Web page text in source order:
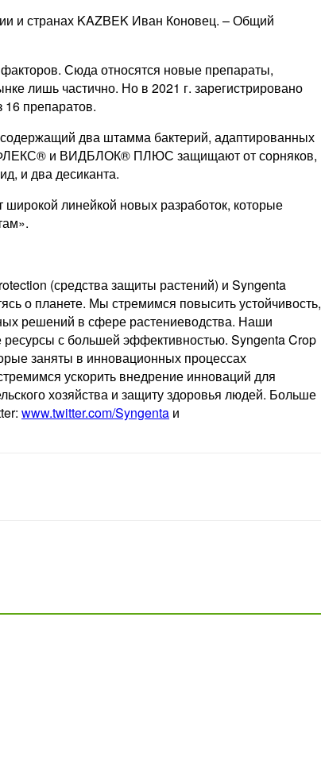
и странах KAZBEK Иван Коновец. – Общий
Сюда относятся новые препараты,
лишь частично. Но в 2021 г. зарегистрировано
16 препаратов.
два штамма бактерий, адаптированных
ФЛЕКС® и ВИДБЛОК® ПЛЮС защищают от сорняков,
и два десиканта.
широкой линейкой новых разработок, которые
(средства защиты растений) и Syngenta
о планете. Мы стремимся повысить устойчивость,
решений в сфере растениеводства. Наши
ресурсы с большей эффективностью. Syngenta Crop
заняты в инновационных процессах
ускорить внедрение инноваций для
хозяйства и защиту здоровья людей. Больше
www.twitter.com/Syngenta и